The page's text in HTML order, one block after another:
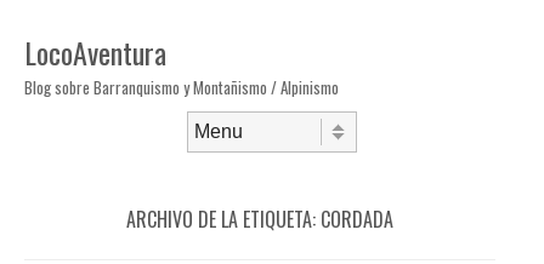
LocoAventura
Blog sobre Barranquismo y Montañismo / Alpinismo
ARCHIVO DE LA ETIQUETA: CORDADA